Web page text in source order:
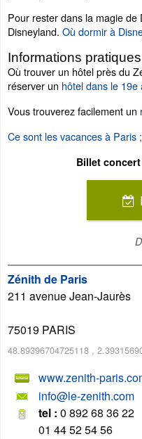
Pour rester dans la magie
Disneyland. Où dormir à
Informations
Où trouver un hôtel près du
réserver un hôtel dans le
Vous trouverez facilement un
Ce sont les vacances à Paris
Billet
Zénith de Paris
211 avenue Jean-Jaurès
75019 PARIS
48.89396704725118 ,
www.zenith-
info@le-zenith.com
tel : 0 892 68 36 22
01 44 52 54 56